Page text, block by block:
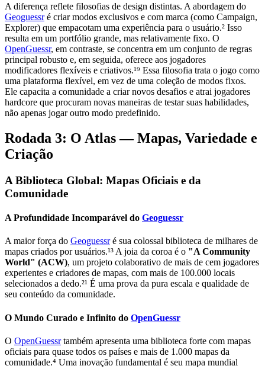
A diferença reflete filosofias de design distintas. A abordagem do
Geoguessré criar modos exclusivos e com marca (como Campaign,
Explorer) que empacotam uma experiência para o usuário.² Isso
resulta em um portfólio grande, mas relativamente fixo. O
OpenGuessr, em contraste, se concentra em um conjunto de regras
principal robusto e, em seguida, oferece aos jogadores
modificadores flexíveis e criativos.¹⁹ Essa filosofia trata o jogo como
uma plataforma flexível, em vez de uma coleção de modos fixos.
Ele capacita a comunidade a criar novos desafios e atrai jogadores
hardcore que procuram novas maneiras de testar suas habilidades,
não apenas jogar outro modo predefinido.
Rodada 3: O Atlas — Mapas, Variedade e
Criação
A Biblioteca Global: Mapas Oficiais e da
Comunidade
A Profundidade Incomparável do Geoguessr
A maior força do Geoguessré sua colossal biblioteca de milhares de
mapas criados por usuários.¹³ A joia da coroa é o "A Community
World" (ACW), um projeto colaborativo de mais de cem jogadores
experientes e criadores de mapas, com mais de 100.000 locais
selecionados a dedo.²¹ É uma prova da pura escala e qualidade de
seu conteúdo da comunidade.
O Mundo Curado e Infinito do OpenGuessr
O OpenGuessrtambém apresenta uma biblioteca forte com mapas
oficiais para quase todos os países e mais de 1.000 mapas da
comunidade.⁴ Uma inovação fundamental é seu mapa mundial